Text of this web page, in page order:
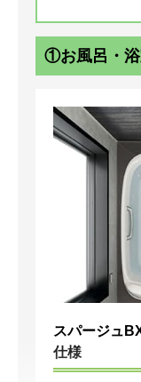
①お風呂・
スパージュ
仕様